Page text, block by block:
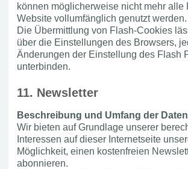
können möglicherweise nicht mehr alle
Website vollumfänglich genutzt werden.
Die Übermittlung von Flash-Cookies
über die Einstellungen des Browsers,
Änderungen der Einstellung des Flash
unterbinden.
11. Newsletter
Beschreibung und Umfang der
Wir bieten auf Grundlage unserer
Interessen auf dieser Internetseite
Möglichkeit, einen kostenfreien
abonnieren.